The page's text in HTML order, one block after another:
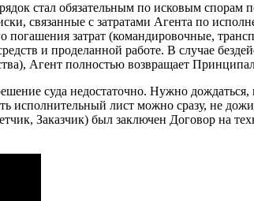
стал обязательным по исковым
связанные с затратами Агента по
погашения затрат (командировочные,
и проделанной работе. В случае
Агент полностью возвращает
суда недостаточно. Нужно
исполнительный лист можно сразу, не
Заказчик) был заключен Договор на